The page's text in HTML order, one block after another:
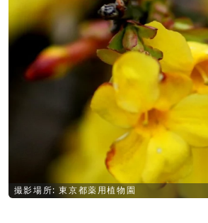
撮影場所: 東京都薬用植物園